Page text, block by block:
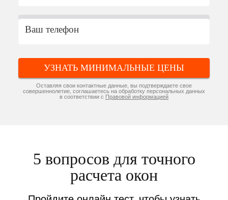
УЗНАТЬ МИНИМАЛЬНЫЕ ЦЕНЫ
Оставляя свои контактные данные, вы подтверждаете свое
совершеннолетие, соглашаетесь на обработку персональных данных
в соответствии с Правовой информацией
5 вопросов для точного
расчета окон